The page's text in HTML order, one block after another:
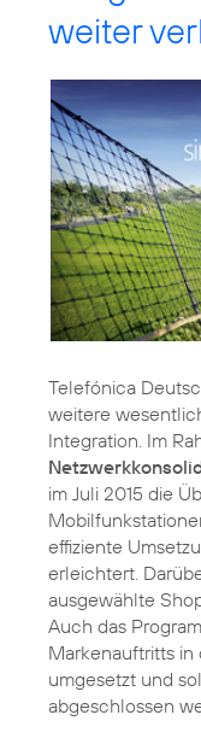
weiter
Telefónica
weitere
Integration. Im
im Juli 2015 die
effiziente
erleichtert.
ausgewählte
Auch das
Markenauftritts in
umgesetzt und
abgeschlossen